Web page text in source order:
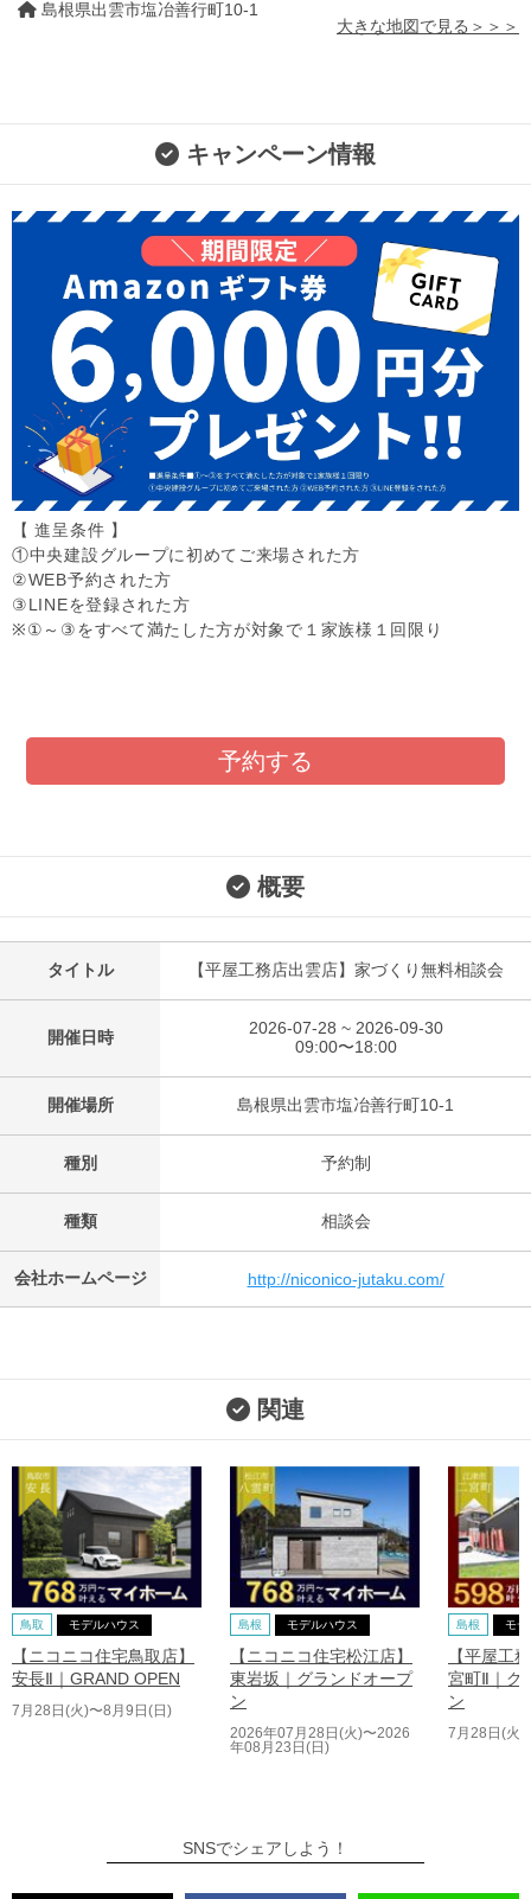
島根県出雲市塩冶善行町10-1
大きな地図で見る＞＞＞
キャンペーン情報
【 進呈条件 】
①中央建設グループに初めてご来場された方
②WEB予約された方
③LINEを登録された方
※①～③をすべて満たした方が対象で１家族様１回限り
予約する
概要
タイトル 【平屋工務店出雲店】家づくり無料相談会
開催日時
2026-07-28 ~ 2026-09-30
09:00〜18:00
開催場所 島根県出雲市塩冶善行町10-1
種別 予約制
種類 相談会
会社ホームページ http://niconico-jutaku.com/
関連
鳥取 モデルハウス
【ニコニコ住宅鳥取店】
安長Ⅱ｜GRAND OPEN
7月28日(火)〜8月9日(日)
島根 モデルハウス
【ニコニコ住宅松江店】
東岩坂｜グランドオープ
ン
2026年07月28日(火)〜2026
年08月23日(日)
島根 モデ
【平屋工
宮町Ⅱ｜グ
ン
7月28日(火)
SNSでシェアしよう！